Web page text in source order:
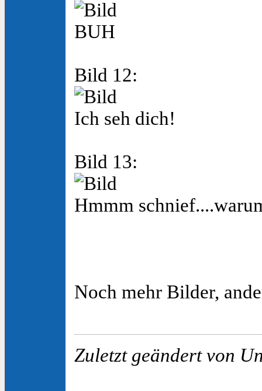
BUH
Bild 12:
Ich seh dich!
Bild 13:
Hmmm
Noch mehr Bilder,
Zuletzt geändert von